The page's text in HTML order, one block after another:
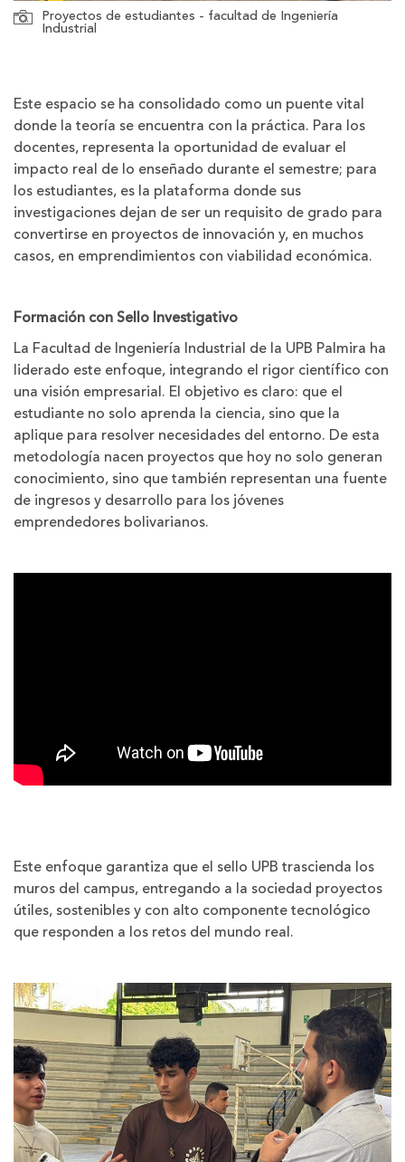
Proyectos de estudiantes - facultad de Ingeniería
Industrial
Este espacio se ha consolidado como un puente vital
donde la teoría se encuentra con la práctica. Para los
docentes, representa la oportunidad de evaluar el
impacto real de lo enseñado durante el semestre; para
los estudiantes, es la plataforma donde sus
investigaciones dejan de ser un requisito de grado para
convertirse en proyectos de innovación y, en muchos
casos, en emprendimientos con viabilidad económica.
Formación con Sello Investigativo
La Facultad de Ingeniería Industrial de la UPB Palmira ha
liderado este enfoque, integrando el rigor científico con
una visión empresarial. El objetivo es claro: que el
estudiante no solo aprenda la ciencia, sino que la
aplique para resolver necesidades del entorno. De esta
metodología nacen proyectos que hoy no solo generan
conocimiento, sino que también representan una fuente
de ingresos y desarrollo para los jóvenes
emprendedores bolivarianos.
Este enfoque garantiza que el sello UPB trascienda los
muros del campus, entregando a la sociedad proyectos
útiles, sostenibles y con alto componente tecnológico
que responden a los retos del mundo real.